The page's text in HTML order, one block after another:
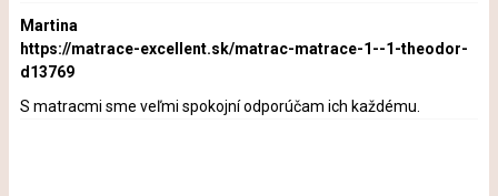
Martina
https://matrace-excellent.sk/matrac-matrace-1--1-theodor-
d13769
S matracmi sme veľmi spokojní odporúčam ich každému.